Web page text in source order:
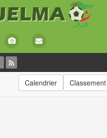
Calendrier Classement